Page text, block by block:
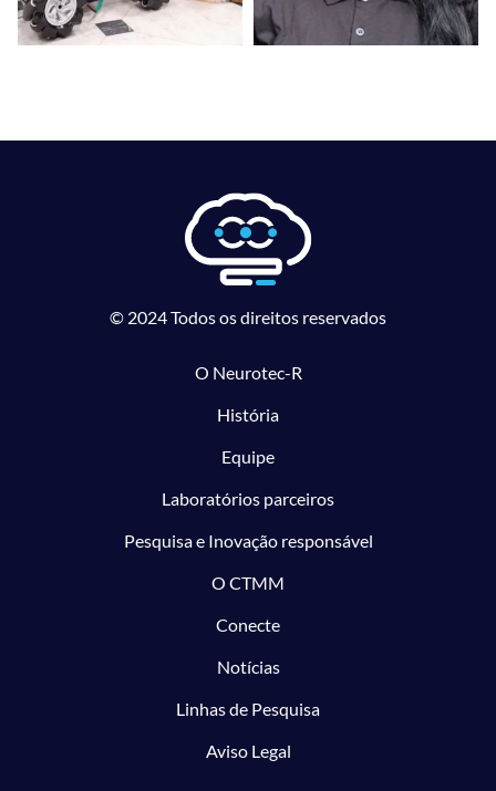
© 2024 Todos os direitos reservados
O Neurotec-R
História
Equipe
Laboratórios parceiros
Pesquisa e Inovação responsável
O CTMM
Conecte
Notícias
Linhas de Pesquisa
Aviso Legal